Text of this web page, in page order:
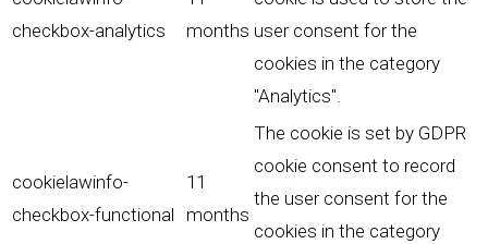
checkbox-analytics
months user consent for the
cookies in the category
"Analytics".
cookielawinfo-
checkbox-functional
11
months
The cookie is set by GDPR
cookie consent to record
the user consent for the
cookies in the category